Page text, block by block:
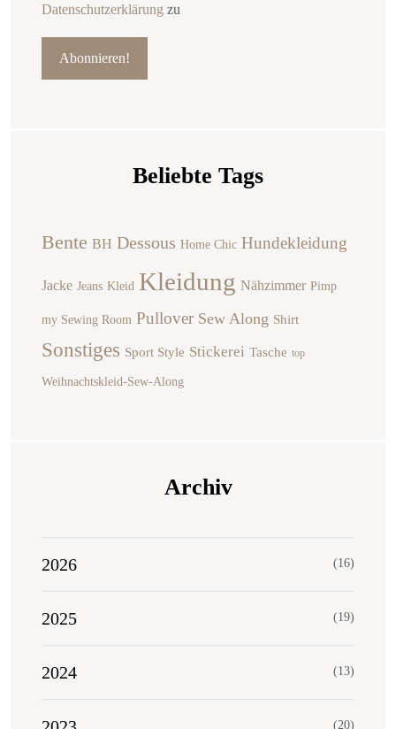
Datenschutzerklärung zu
Beliebte Tags
Bente BH Dessous Home Chic Hundekleidung
Jacke Jeans Kleid Kleidung Nähzimmer Pimp
my Sewing Room Pullover Sew Along Shirt
Sonstiges Sport Style Stickerei Tasche top
Weihnachtskleid-Sew-Along
Archiv
2026 (16)
2025 (19)
2024 (13)
(20)